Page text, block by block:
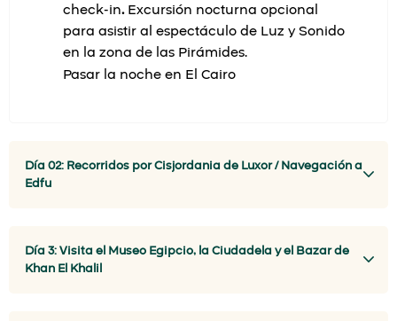
check-in.Excursión nocturna opcional
para asistir al espectáculo de Luz y Sonido
en la zona de las Pirámides.
Pasar la noche en El Cairo
Día 02: Recorridos por Cisjordania de Luxor / Navegación a
Edfu
Día 3: Visita el Museo Egipcio, la Ciudadela y el Bazar de
Khan El Khalil